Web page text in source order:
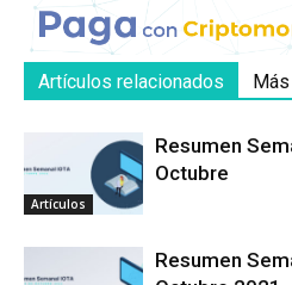
Artículos relacionados
Artículos
Resumen
Octubre
Resumen